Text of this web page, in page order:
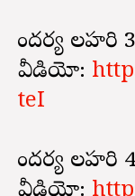
సౌందర్య లహరి
వీడియో:
teI
సౌందర్య లహరి